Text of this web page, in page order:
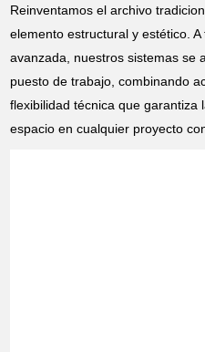
Reinventamos el archivo
elemento estructural y estético.
avanzada, nuestros sistemas se
puesto de trabajo, combinando
flexibilidad técnica que garantiza
espacio en cualquier proyecto